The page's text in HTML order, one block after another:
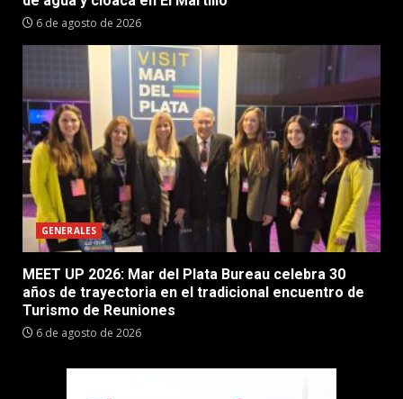
6 de agosto de 2026
GENERALES
MEET UP 2026: Mar del Plata Bureau celebra 30
años de trayectoria en el tradicional encuentro de
Turismo de Reuniones
6 de agosto de 2026